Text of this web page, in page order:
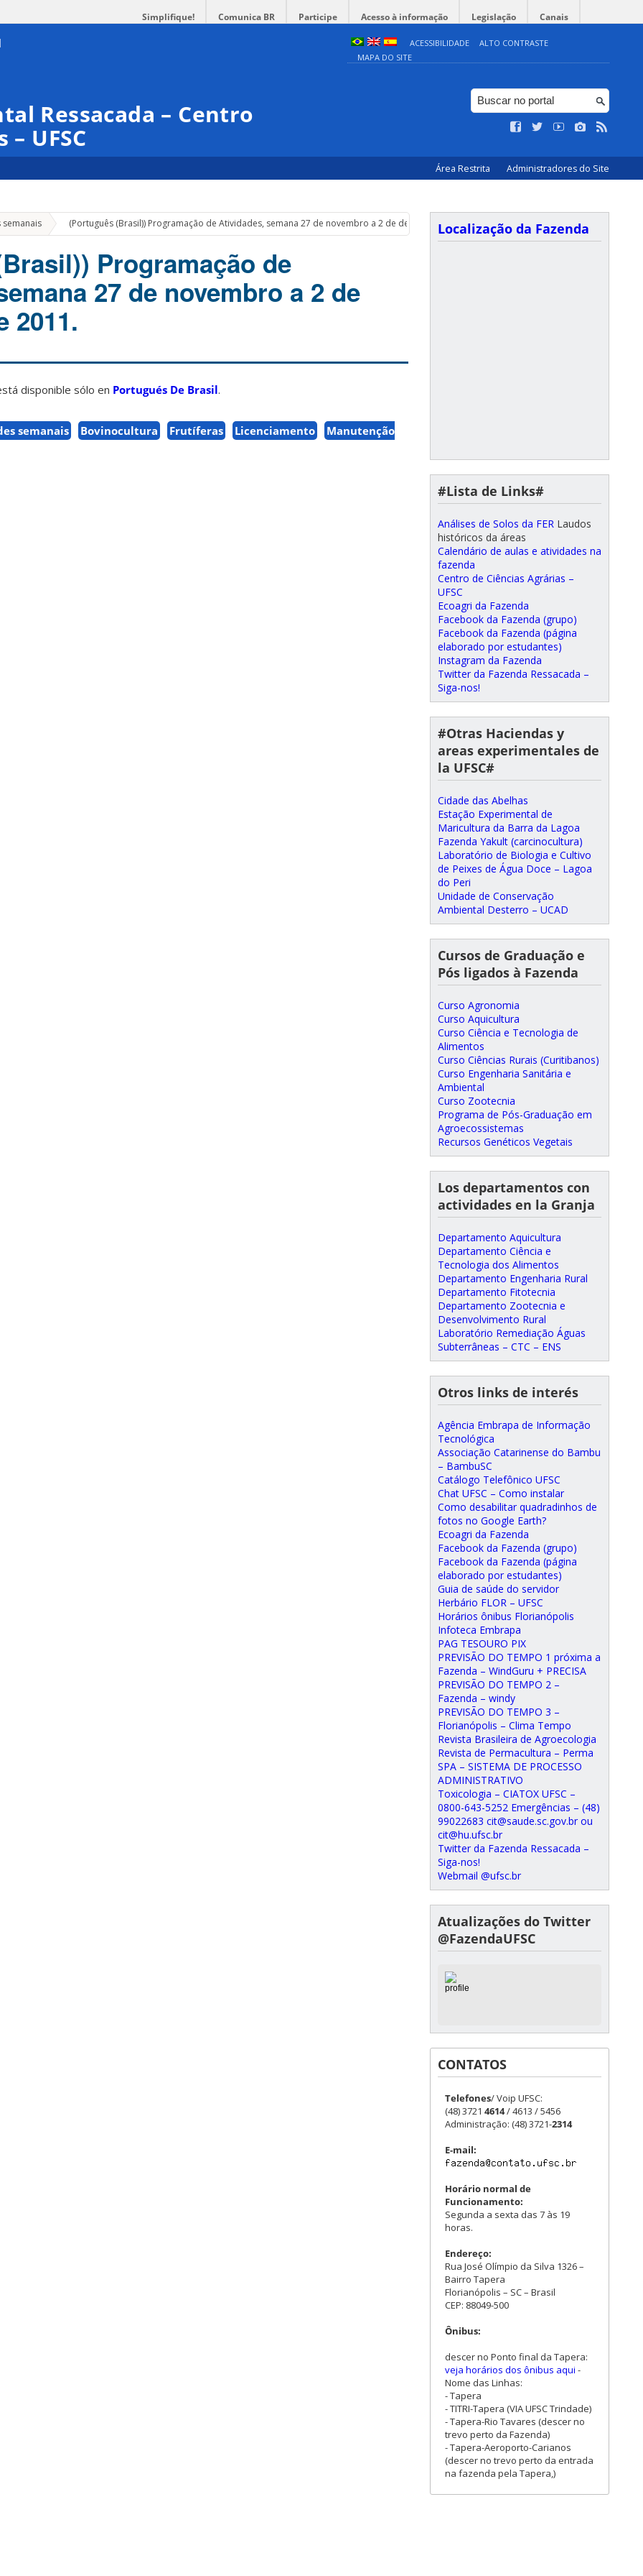
Simplifique! Comunica BR Participe Acesso à informação Legislação Canais
ACESSIBILIDADE
ALTO CONTRASTE
MAPA DO SITE
Ressacada – Centro
UFSC
Área Restrita Administradores do Site
» (Português (Brasil)) Programação de Atividades, semana 27 de novembro a 2 de dezembro de 2011.
Programação de
27 de novembro a 2 de
2011.
disponible sólo en Portugués De Brasil.
semanais Bovinocultura Frutíferas Licenciamento
Manutenção
Localização da Fazenda
#Lista de Links#
Análises de Solos da FER Laudos
históricos da áreas
Calendário de aulas e atividades na
fazenda
Centro de Ciências Agrárias –
UFSC
Ecoagri da Fazenda
Facebook da Fazenda (grupo)
Facebook da Fazenda (página
elaborado por estudantes)
Instagram da Fazenda
Twitter da Fazenda Ressacada –
Siga-nos!
#Otras Haciendas y
areas experimentales de
la UFSC#
Cidade das Abelhas
Estação Experimental de
Maricultura da Barra da Lagoa
Fazenda Yakult (carcinocultura)
Laboratório de Biologia e Cultivo
de Peixes de Água Doce – Lagoa
do Peri
Unidade de Conservação
Ambiental Desterro – UCAD
Cursos de Graduação e
Pós ligados à Fazenda
Curso Agronomia
Curso Aquicultura
Curso Ciência e Tecnologia de
Alimentos
Curso Ciências Rurais (Curitibanos)
Curso Engenharia Sanitária e
Ambiental
Curso Zootecnia
Programa de Pós-Graduação em
Agroecossistemas
Recursos Genéticos Vegetais
Los departamentos con
actividades en la Granja
Departamento Aquicultura
Departamento Ciência e
Tecnologia dos Alimentos
Departamento Engenharia Rural
Departamento Fitotecnia
Departamento Zootecnia e
Desenvolvimento Rural
Laboratório Remediação Águas
Subterrâneas – CTC – ENS
Otros links de interés
Agência Embrapa de Informação
Tecnológica
Associação Catarinense do Bambu
– BambuSC
Catálogo Telefônico UFSC
Chat UFSC – Como instalar
Como desabilitar quadradinhos de
fotos no Google Earth?
Ecoagri da Fazenda
Facebook da Fazenda (grupo)
Facebook da Fazenda (página
elaborado por estudantes)
Guia de saúde do servidor
Herbário FLOR – UFSC
Horários ônibus Florianópolis
Infoteca Embrapa
PAG TESOURO PIX
PREVISÃO DO TEMPO 1 próxima a
Fazenda – WindGuru + PRECISA
PREVISÃO DO TEMPO 2 –
Fazenda – windy
PREVISÃO DO TEMPO 3 –
Florianópolis – Clima Tempo
Revista Brasileira de Agroecologia
Revista de Permacultura – Perma
SPA – SISTEMA DE PROCESSO
ADMINISTRATIVO
Toxicologia – CIATOX UFSC –
0800-643-5252 Emergências – (48)
99022683 cit@saude.sc.gov.br ou
cit@hu.ufsc.br
Twitter da Fazenda Ressacada –
Siga-nos!
Webmail @ufsc.br
Atualizações do Twitter
@FazendaUFSC
CONTATOS
Telefones/ Voip UFSC:
(48) 3721 4614/ 4613 / 5456
Administração: (48) 3721-2314
E-mail:
Horário normal de
Funcionamento:
Segunda a sexta das 7 às 19
horas.
Endereço:
Rua José Olímpio da Silva 1326 –
Bairro Tapera
Florianópolis – SC – Brasil
CEP: 88049-500
Ônibus:
descer no Ponto final da Tapera:
veja horários dos ônibus aqui -
Nome das Linhas:
- Tapera
- TITRI-Tapera (VIA UFSC Trindade)
- Tapera-Rio Tavares (descer no
trevo perto da Fazenda)
- Tapera-Aeroporto-Carianos
(descer no trevo perto da entrada
na fazenda pela Tapera,)